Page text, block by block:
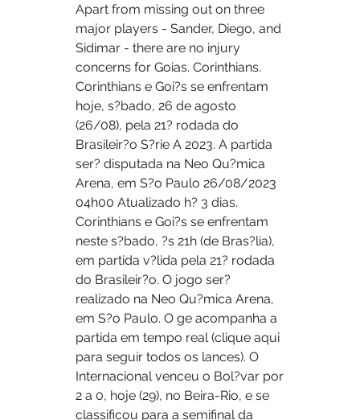
Apart from missing out on three
major players - Sander, Diego, and
Sidimar - there are no injury
concerns for Goias. Corinthians.
Corinthians e Goi?s se enfrentam
hoje, s?bado, 26 de agosto
(26/08), pela 21? rodada do
Brasileir?o S?rie A 2023. A partida
ser? disputada na Neo Qu?mica
Arena, em S?o Paulo 26/08/2023
04h00 Atualizado h? 3 dias.
Corinthians e Goi?s se enfrentam
neste s?bado, ?s 21h (de Bras?lia),
em partida v?lida pela 21? rodada
do Brasileir?o. O jogo ser?
realizado na Neo Qu?mica Arena,
em S?o Paulo. O ge acompanha a
partida em tempo real (clique aqui
para seguir todos os lances). O
Internacional venceu o Bol?var por
2 a 0, hoje (29), no Beira-Rio, e se
classificou para a semifinal da